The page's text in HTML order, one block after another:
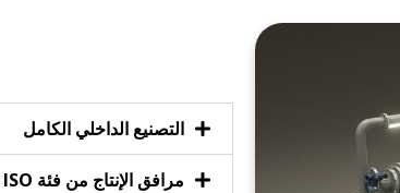
التصنيع الداخلي الكامل
مرافق الإنتاج من فئة ISO